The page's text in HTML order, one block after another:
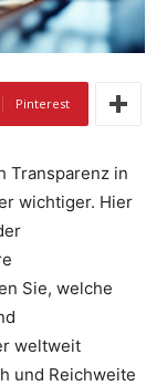
Pinterest
Transparenz in
wichtiger. Hier
Sie, welche
weltweit
und Reichweite